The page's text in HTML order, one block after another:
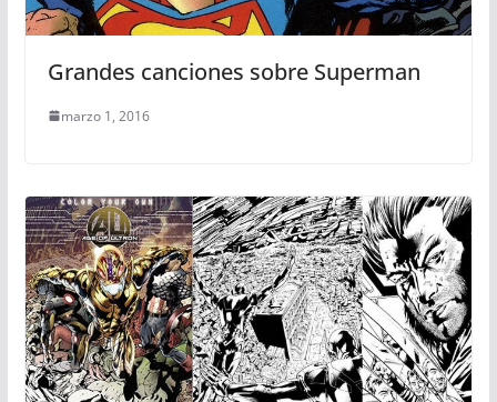
Grandes canciones sobre Superman
marzo 1, 2016